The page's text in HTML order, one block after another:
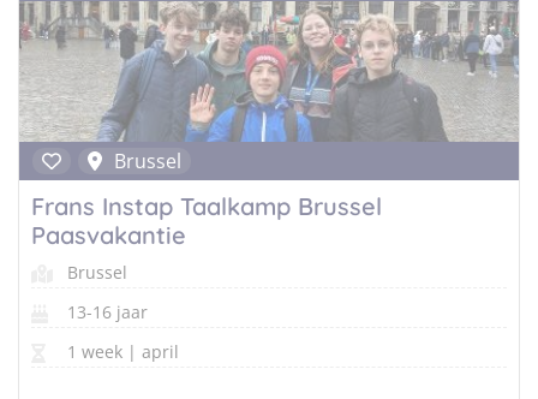
Brussel
Frans Instap Taalkamp Brussel
Paasvakantie
Brussel
13-16 jaar
1 week | april